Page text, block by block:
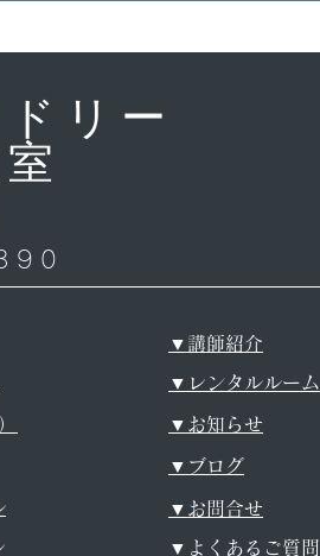
▼講師紹介
▼レンタルルーム
​▼お知らせ
​▼ブログ
▼お問合せ
▼よくあるご質問
リー